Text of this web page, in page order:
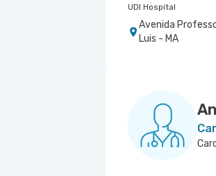
UDI Hospital
Avenida
Luis - MA